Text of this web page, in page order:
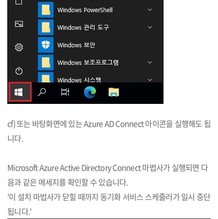
cf) 또는 바탕화면에 있는 Azure AD Connect 아이콘을 실행해도 됩
니다.
Microsoft Azure Active Directory Connect 마법사가 실행되면 다
음과 같은 메세지를 확인할 수 있습니다.
'이 설치 마법사가 닫힐 때까지 동기화 서비스 스케줄러가 일시 중단
됩니다.'